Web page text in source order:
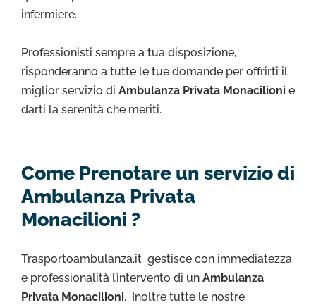
infermiere.
Professionisti sempre a tua disposizione,
risponderanno a tutte le tue domande per offrirti il
miglior servizio di Ambulanza Privata Monacilioni e
darti la serenità che meriti.
Come Prenotare un servizio di
Ambulanza Privata
Monacilioni ?
Trasportoambulanza.it gestisce con immediatezza
e professionalità l’intervento di un Ambulanza
Privata Monacilioni. Inoltre tutte le nostre